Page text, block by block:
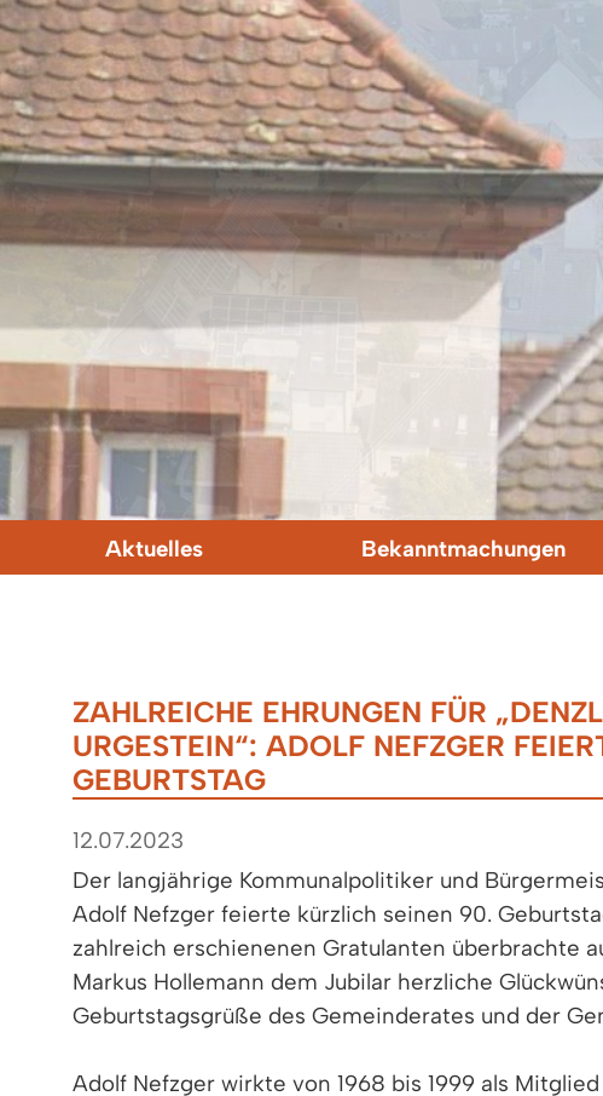
Aktuelles Bekanntmachungen
ZAHLREICHE EHRUNGEN FÜR
URGESTEIN“: ADOLF NEFZGER
GEBURTSTAG
12.07.2023
Der langjährige Kommunalpolitiker und
Adolf Nefzger feierte kürzlich seinen 90.
zahlreich erschienenen Gratulanten überbrachte
Markus Hollemann dem Jubilar herzliche
Geburtstagsgrüße des Gemeinderates und der
Adolf Nefzger wirkte von 1968 bis 1999 als